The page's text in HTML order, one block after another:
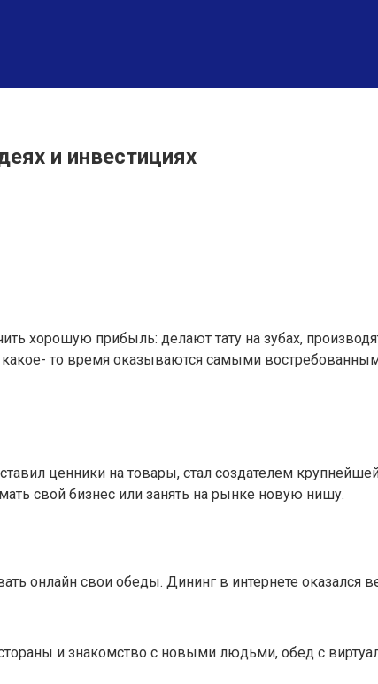
и инвестициях
хорошую прибыль: делают тату на зубах,
то время оказываются самыми
ценники на товары, стал создателем
свой бизнес или занять на рынке новую нишу.
онлайн свои обеды. Дининг в интернете оказался
и знакомство с новыми людьми, обед с